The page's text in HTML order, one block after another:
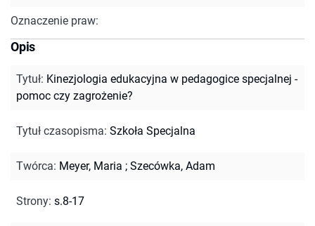
Oznaczenie praw:
Opis
Tytuł: Kinezjologia edukacyjna w pedagogice specjalnej -
pomoc czy zagrożenie?
Tytuł czasopisma: Szkoła Specjalna
Twórca: Meyer, Maria ; Szecówka, Adam
Strony: s.8-17